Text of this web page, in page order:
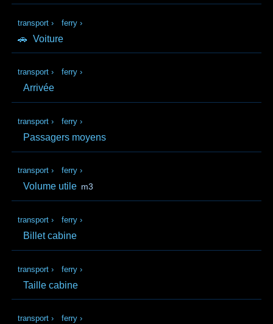
transport › ferry ›
🚗 Voiture
transport › ferry ›
Arrivée
transport › ferry ›
Passagers moyens
transport › ferry ›
Volume utile m3
transport › ferry ›
Billet cabine
transport › ferry ›
Taille cabine
transport › ferry ›